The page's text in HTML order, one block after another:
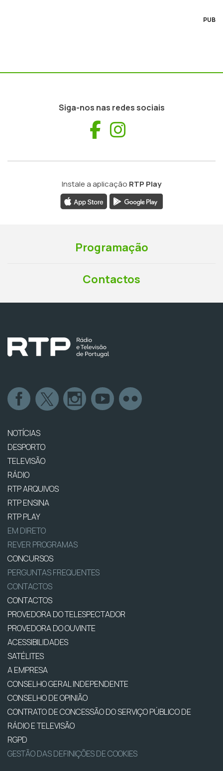
PUB
Siga-nos nas redes sociais
Facebook
Instale a aplicação RTP Play
Programação
Contactos
NOTÍCIAS
DESPORTO
TELEVISÃO
RÁDIO
RTP ARQUIVOS
RTP ENSINA
RTP PLAY
EM DIRETO
REVER PROGRAMAS
CONCURSOS
PERGUNTAS FREQUENTES
CONTACTOS
CONTACTOS
PROVEDORA DO TELESPECTADOR
PROVEDORA DO OUVINTE
ACESSIBILIDADES
SATÉLITES
A EMPRESA
CONSELHO GERAL INDEPENDENTE
CONSELHO DE OPINIÃO
CONTRATO DE CONCESSÃO DO SERVIÇO PÚBLICO DE
RÁDIO E TELEVISÃO
RGPD
GESTÃO DAS DEFINIÇÕES DE COOKIES